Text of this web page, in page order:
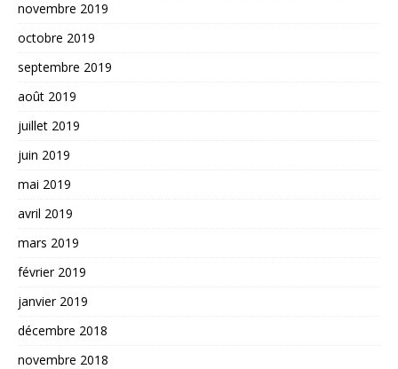
novembre 2019
octobre 2019
septembre 2019
août 2019
juillet 2019
juin 2019
mai 2019
avril 2019
mars 2019
février 2019
janvier 2019
décembre 2018
novembre 2018